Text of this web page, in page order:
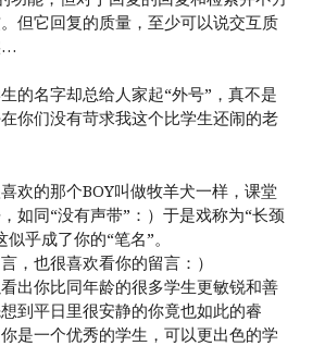
但它回复的质量，至少可以说交互质
…
的名字却总给人家起“外号”，真不是
你们没有苛求我这个比学生还闹的老
欢的那个BOY叫做牧羊犬一样，课堂
如同“没有声带”：）于是戏称为“长颈
乎成了你的“笔名”。
，也很喜欢看你的留言：）
出你比同年龄的很多学生更敏锐和善
到平日里很安静的你竟也如此的睿
是一个优秀的学生，可以更出色的学